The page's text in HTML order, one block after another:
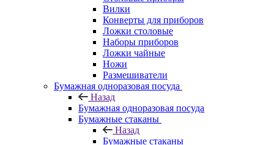
Вилки
Конверты для приборов
Ложки столовые
Наборы приборов
Ложки чайные
Ножи
Размешиватели
Бумажная одноразовая посуда
Назад
Бумажная одноразовая посуда
Бумажные стаканы
Назад
Бумажные стаканы